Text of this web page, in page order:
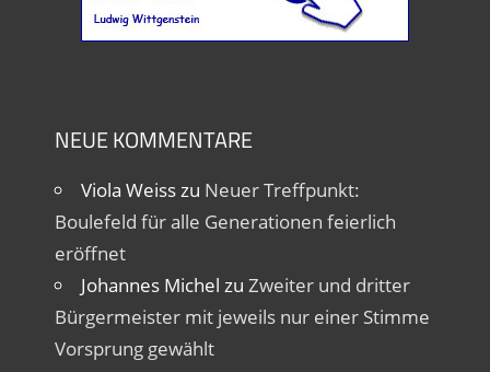
NEUE KOMMENTARE
Viola Weisszu Neuer Treffpunkt:
Boulefeld für alle Generationen feierlich
eröffnet
Johannes Michel zu Zweiter und dritter
Bürgermeister mit jeweils nur einer Stimme
Vorsprung gewählt